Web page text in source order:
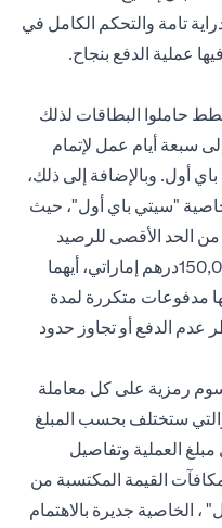
تامة والتحكم الكامل في
عملية الدفع بنجاح.
حاملوا البطاقات لذلك
سبعة أيام عمل لإتمام
أول. وبالإضافة إلى ذلك،
"سيتي باي أول"، حيث
فقط تحويل ما يصل إلى 95٪ من الحد الأقصى للرصيد
المتاح في بطاقة ائتمان سيتي أو 150,000درهم إماراتي، أيهما
مدفوعات متكررة لمدة
خطر عدم الدفع أو تجاوز حدود
رمزية على كل معاملة
ستختلف بحسب المبلغ
العملية وتفاصيل
القيمة المكتسبة من
الخاصية جديرة بالاهتمام